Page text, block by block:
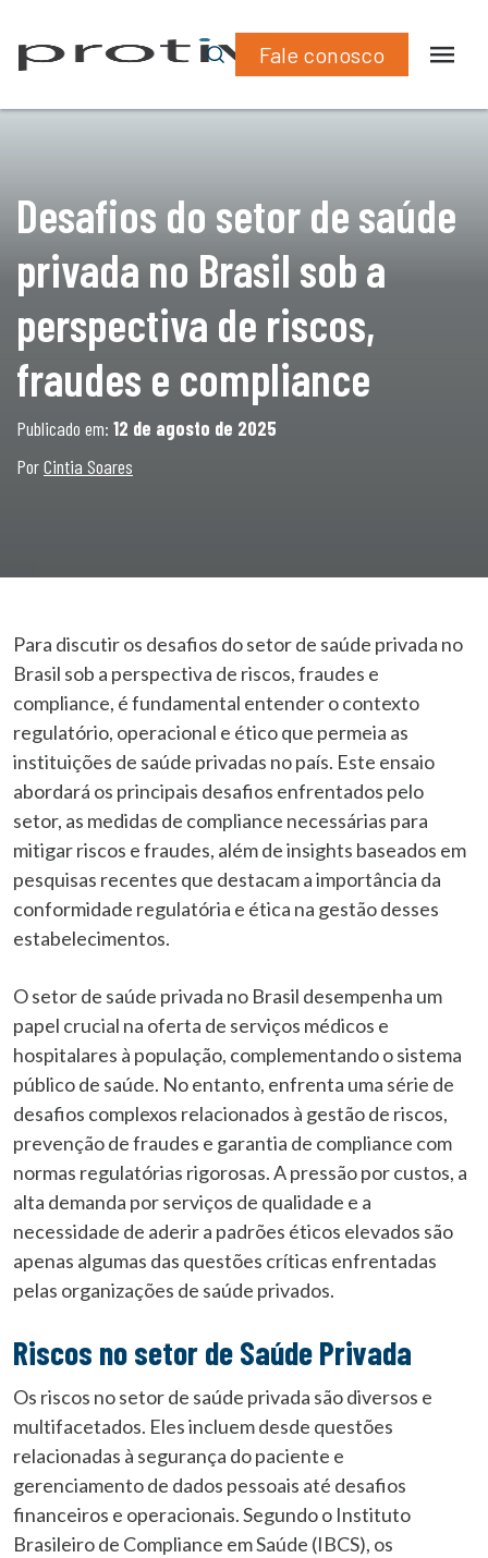
Fale conosco
Desafios do setor de saúde
privada no Brasil sob a
perspectiva de riscos,
fraudes e compliance
Publicado em: 12 de agosto de 2025
PorCintia Soares
Para discutir os desafios do setor de saúde privada no
Brasil sob a perspectiva de riscos, fraudes e
compliance, é fundamental entender o contexto
regulatório, operacional e ético que permeia as
instituições de saúde privadas no país. Este ensaio
abordará os principais desafios enfrentados pelo
setor, as medidas de compliance necessárias para
mitigar riscos e fraudes, além de insights baseados em
pesquisas recentes que destacam a importância da
conformidade regulatória e ética na gestão desses
estabelecimentos.
O setor de saúde privada no Brasil desempenha um
papel crucial na oferta de serviços médicos e
hospitalares à população, complementando o sistema
público de saúde. No entanto, enfrenta uma série de
desafios complexos relacionados à gestão de riscos,
prevenção de fraudes e garantia de compliance com
normas regulatórias rigorosas. A pressão por custos, a
alta demanda por serviços de qualidade e a
necessidade de aderir a padrões éticos elevados são
apenas algumas das questões críticas enfrentadas
pelas organizações de saúde privados.
Riscos no setor de Saúde Privada
Os riscos no setor de saúde privada são diversos e
multifacetados. Eles incluem desde questões
relacionadas à segurança do paciente e
gerenciamento de dados pessoais até desafios
financeiros e operacionais. Segundo o Instituto
Brasileiro de Compliance em Saúde (IBCS), os